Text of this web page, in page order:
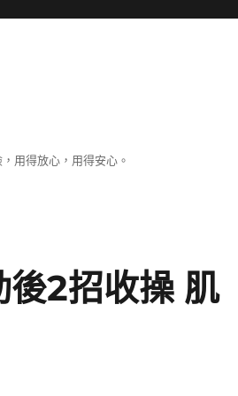
用得放心，用得安心。
2招收操 肌